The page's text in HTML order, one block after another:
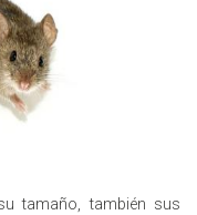
tamaño, también sus